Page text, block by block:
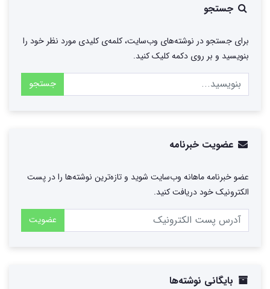
جستجو
برای جستجو در نوشته‌های وب‌سایت، کلمه‌ی کلیدی مورد نظر خود را
بنویسید و بر روی دکمه کلیک کنید.
جستجو
عضویت خبرنامه
عضو خبرنامه ماهانه وب‌سایت شوید و تازه‌ترین نوشته‌ها را در پست
الکترونیک خود دریافت کنید.
عضویت
بایگانی نوشته‌ها